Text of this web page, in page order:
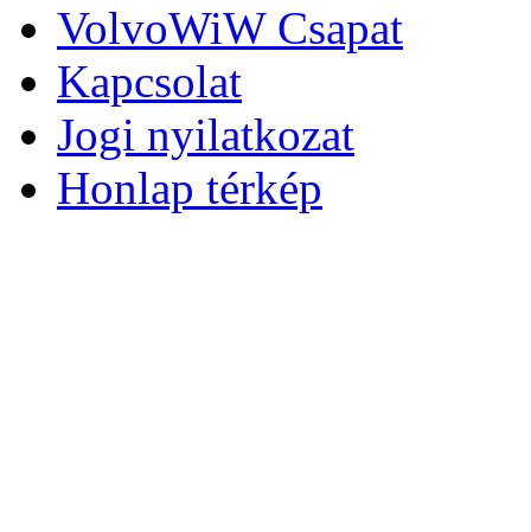
VolvoWiW Csapat
Kapcsolat
Jogi nyilatkozat
Honlap térkép